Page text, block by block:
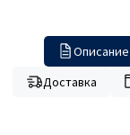
Описание
Доставка